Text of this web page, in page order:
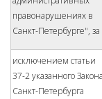
правонарушениях в
Санкт-Петербурге", за
исключением статьи
37-2 указанного Закона
Санкт-Петербурга